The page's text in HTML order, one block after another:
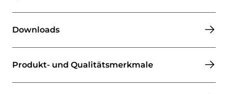
Downloads
Produkt- und Qualitätsmerkmale